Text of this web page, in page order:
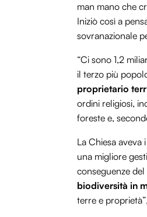
man mano che
Iniziò così a
sovranazionale
“Ci sono 1,2
il terzo più
proprietario
ordini religiosi,
foreste e,
La Chiesa
una migliore
conseguenze
biodiversità in
terre e